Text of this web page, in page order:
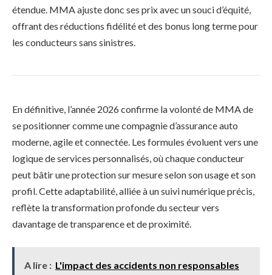
étendue. MMA ajuste donc ses prix avec un souci d’équité,
offrant des réductions fidélité et des bonus long terme pour
les conducteurs sans sinistres.
En définitive, l’année 2026 confirme la volonté de MMA de
se positionner comme une compagnie d’assurance auto
moderne, agile et connectée. Les formules évoluent vers une
logique de services personnalisés, où chaque conducteur
peut bâtir une protection sur mesure selon son usage et son
profil. Cette adaptabilité, alliée à un suivi numérique précis,
reflète la transformation profonde du secteur vers
davantage de transparence et de proximité.
A lire : L'impact des accidents non responsables